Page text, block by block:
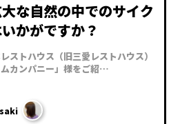
な自然の中でのサイク
かがですか？
ストハウス（旧三愛レストハウス）
カンパニー」様をご紹…
saki